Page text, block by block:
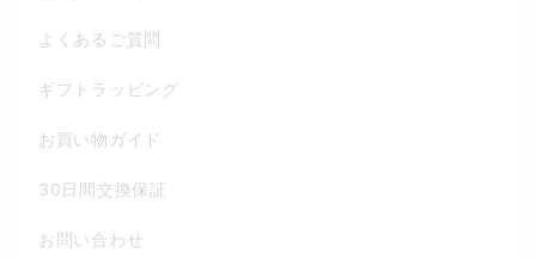
よくあるご質問
ギフトラッピング
お買い物ガイド
30日間交換保証
お問い合わせ